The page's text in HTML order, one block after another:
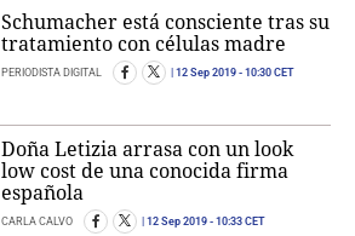
Schumacher está consciente tras su
tratamiento con células madre
PERIODISTA DIGITAL 12 Sep 2019 - 10:30 CET
Doña Letizia arrasa con un look
low cost de una conocida firma
española
CARLA CALVO 12 Sep 2019 - 10:33 CET